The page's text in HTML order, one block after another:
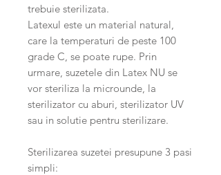
trebuie sterilizata.
Latexul este un material natural,
care la temperaturi de peste 100
grade C, se poate rupe. Prin
urmare, suzetele din Latex NU se
vor steriliza la microunde, la
sterilizator cu aburi, sterilizator UV
sau in solutie pentru sterilizare.
Sterilizarea suzetei presupune 3 pasi
simpli: